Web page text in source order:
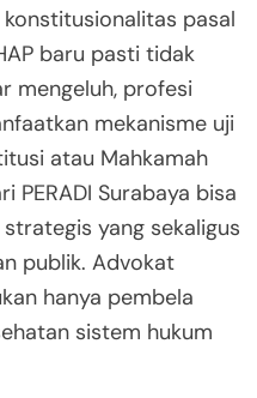
pasal
baru pasti tidak
mengeluh, profesi
mekanisme uji
atau Mahkamah
PERADI Surabaya bisa
yang sekaligus
publik. Advokat
hanya pembela
sistem hukum